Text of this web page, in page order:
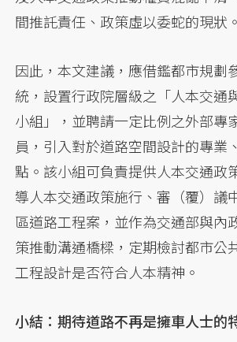
間推託責任、政策虛以委蛇的現狀。
因此，本文建議，應借鑑都市規劃
統，設置行政院層級之「人本交通
小組」，並聘請一定比例之外部專
員，引入對於道路空間設計的專業
點。該小組可負責提供人本交通政
導人本交通政策施行、審（覆）議
區道路工程案，並作為交通部與內
策推動溝通橋樑，定期檢討都市公
工程設計是否符合人本精神。
小結：期待道路不再是擁車人士的